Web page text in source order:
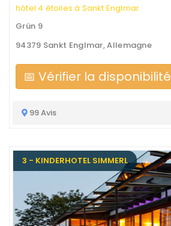
hôtel 4 étoiles à Sankt Englmar
Grün 9
94379 Sankt Englmar, Allemagne
📅 Vérifier la disponibilité
99 Avis
3 - KINDERHOTEL SIMMERL